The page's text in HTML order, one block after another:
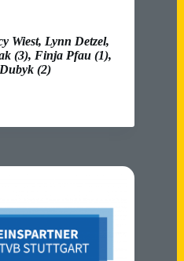
Wiest, Lynn Detzel,
(3), Finja Pfau (1),
(2)